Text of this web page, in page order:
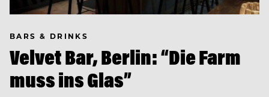
BARS & DRINKS
Velvet Bar, Berlin: “Die Farm
muss ins Glas”